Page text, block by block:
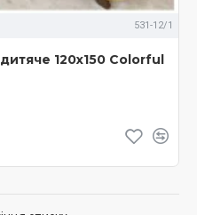
531-12/1
120х150 Colorful